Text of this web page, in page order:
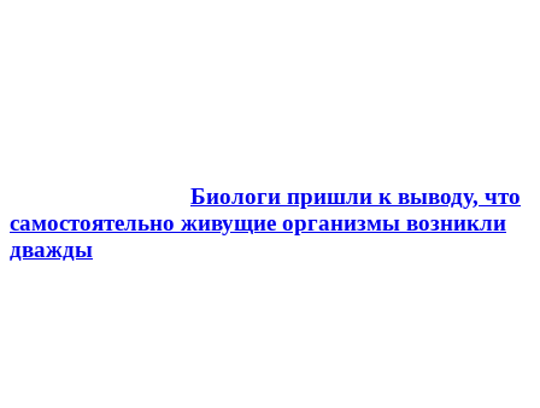
Биологи пришли к выводу, что
самостоятельно живущие организмы возникли
дважды